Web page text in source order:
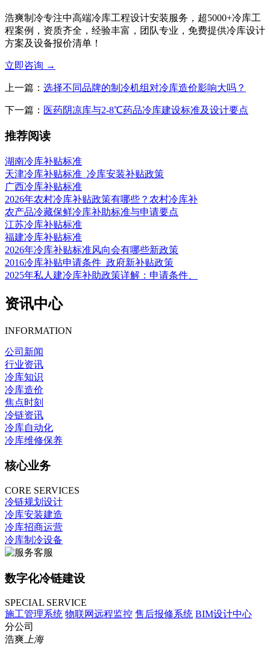
浩爽制冷专注中高端冷库工程设计安装服务，超5000+冷库工
程案例，资质齐全，经验丰富，团队专业，免费提供冷库设计
方案及设备报价清单！
立即咨询 →
上一篇： 选择不同品牌的制冷机组对冷库造价影响大吗？
下一篇： 医药阴凉库与2-8℃药品冷库建设标准及设计要点
推荐阅读
湖南冷库补贴标准
天津冷库补贴标准_冷库安装补贴政策
广西冷库补贴标准
2026年农村冷库补贴政策有哪些？农村冷库补
农产品冷藏保鲜冷库补助标准与申请要点
江苏冷库补贴标准
福建冷库补贴标准
2026年冷库补贴标准风向会有哪些新政策
2016冷库补贴申请条件_政府新补贴政策
2025年私人建冷库补助政策详解：申请条件、
资讯中心
INFORMATION
公司新闻
行业资讯
冷库知识
冷库造价
焦点时刻
冷链资讯
冷库自动化
冷库维修保养
核心业务
CORE SERVICES
冷链规划设计
冷库安装建造
冷库招商运营
冷库制冷设备
数字化冷链建设
SPECIAL SERVICE
施工管理系统 物联网远程监控 售后报修系统 BIM设计中心
分公司
浩爽上海